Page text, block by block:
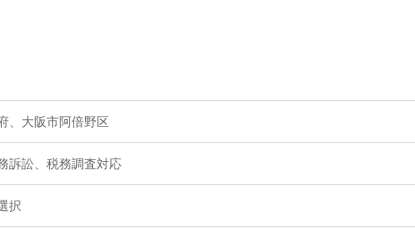
、大阪市阿倍野区
訴訟、税務調査対応
択